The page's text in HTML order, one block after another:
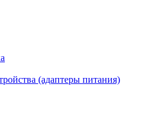
(адаптеры питания)